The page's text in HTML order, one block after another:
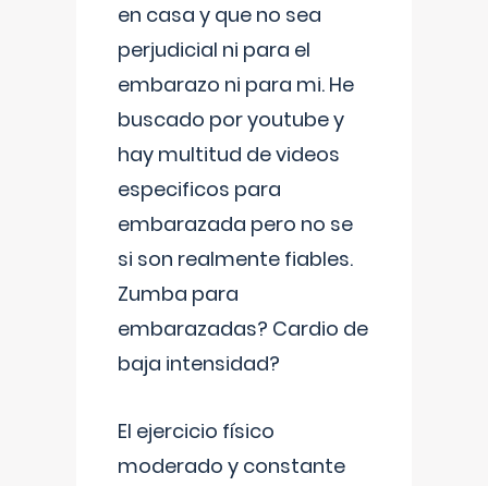
en casa y que no sea
perjudicial ni para el
embarazo ni para mi. He
buscado por youtube y
hay multitud de videos
especificos para
embarazada pero no se
si son realmente fiables.
Zumba para
embarazadas? Cardio de
baja intensidad?
El ejercicio físico
moderado y constante